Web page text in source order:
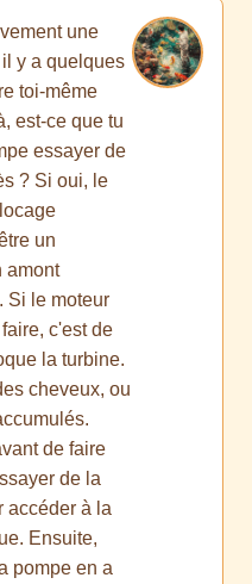
une
y a quelques
toi-même
est-ce que tu
essayer de
? Si oui, le
un
amont
Si le moteur
c'est de
la turbine.
cheveux, ou
de faire
de la
accéder à la
Ensuite,
pompe en a